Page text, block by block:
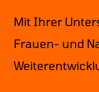
Mit Ihrer
Frauen- und